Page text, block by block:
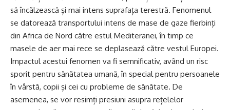
să încălzească și mai intens suprafața terestră. Fenomenul
se datorează transportului intens de mase de gaze fierbinți
din Africa de Nord către estul Mediteranei, în timp ce
masele de aer mai rece se deplasează către vestul Europei.
Impactul acestui fenomen va fi semnificativ, având un risc
sporit pentru sănătatea umană, în special pentru persoanele
în vârstă, copii și cei cu probleme de sănătate. De
asemenea, se vor resimți presiuni asupra rețelelor